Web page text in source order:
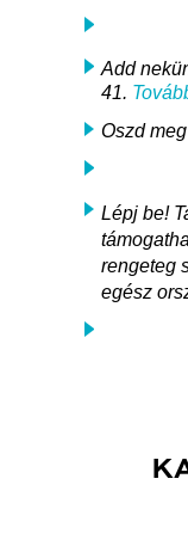
Add
41.
Oszd
Lépj be!
rengeteg
egész